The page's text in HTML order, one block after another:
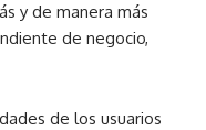
y de manera más
de negocio,
de los usuarios